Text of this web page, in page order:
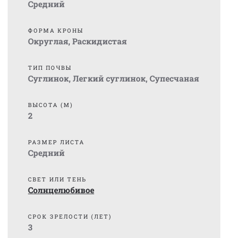
Средний
ФОРМА КРОНЫ
Округлая, Раскидистая
ТИП ПОЧВЫ
Суглинок, Легкий суглинок, Супесчаная
ВЫСОТА (М)
2
РАЗМЕР ЛИСТА
Средний
СВЕТ ИЛИ ТЕНЬ
Солнцелюбивое
СРОК ЗРЕЛОСТИ (ЛЕТ)
3